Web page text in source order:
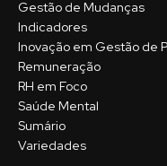
Gestão de Mudanças
Indicadores
Inovação em Gestão de
Remuneração
RH em Foco
Saúde Mental
Sumário
Variedades